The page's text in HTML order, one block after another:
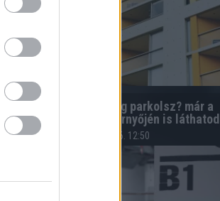
Elfelejtetted, meddig parkolsz? már a
telefonod kezdőképernyőjén is láthatod
2026.08.06. 12:50